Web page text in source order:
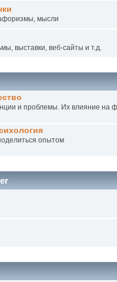
мысли
выставки, веб-сайты и т.д.
и проблемы. Их влияние на
опытом